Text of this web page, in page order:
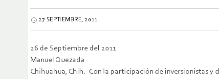
27 SEPTIEMBRE, 2011
26 de Septiembre del 2011
Manuel Quezada
Chihuahua, Chih.- Con la participación de inversionistas y